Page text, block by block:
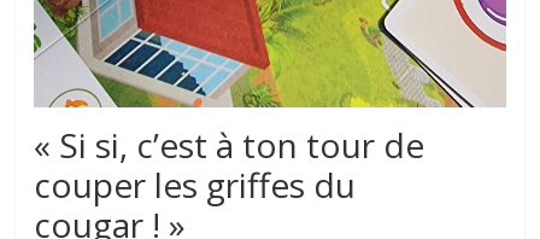
« Si si, c’est à ton tour de
couper les griffes du
cougar ! »